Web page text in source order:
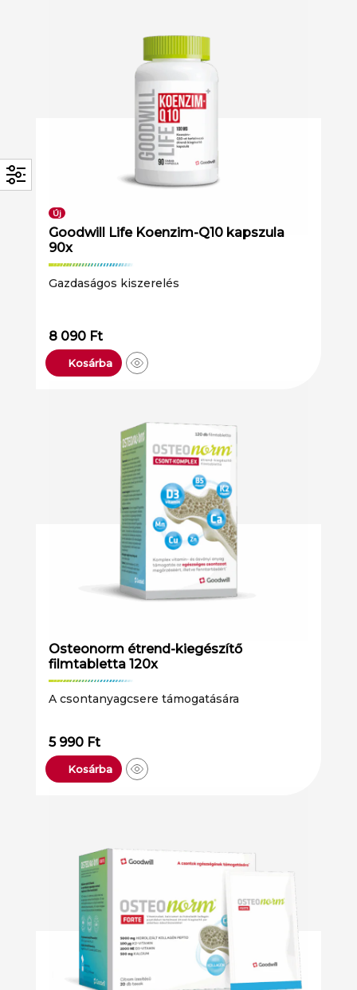
Új
Goodwill Life Koenzim-Q10 kapszula
90x
Gazdaságos kiszerelés
8 090 Ft
Kosárba
Osteonorm étrend-kiegészítő
filmtabletta 120x
A csontanyagcsere támogatására
5 990 Ft
Kosárba